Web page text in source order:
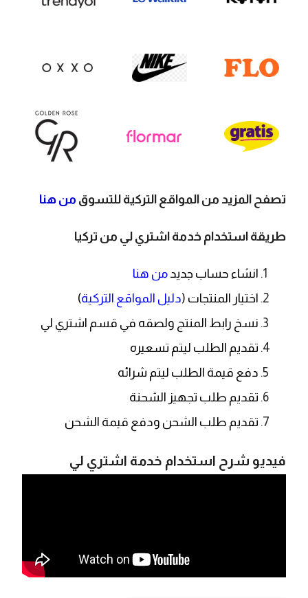
تصفح المزيد من المواقع التركية للتسوق من هنا
طريقة استخدام خدمة اشتري لي من تركيا
انشاء حساب جديد من هنا
اختيار المنتجات (دليل المواقع التركية)
نسخ رابط المنتج ولصقه في قسم اشتري لي
تقديم الطلب ليتم تسعيره
دفع قيمة الطلب ليتم شرائه
تقديم طلب تجهيز الشحنة
تقديم طلب الشحن ودفع قيمة الشحن
فيديو شرح استخدام خدمة اشتري لي